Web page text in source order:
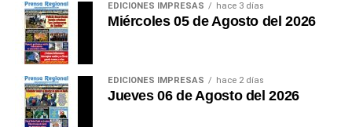
EDICIONES IMPRESAS hace 3 días
Miércoles 05 de Agosto del 2026
EDICIONES IMPRESAS hace 2 días
Jueves 06 de Agosto del 2026